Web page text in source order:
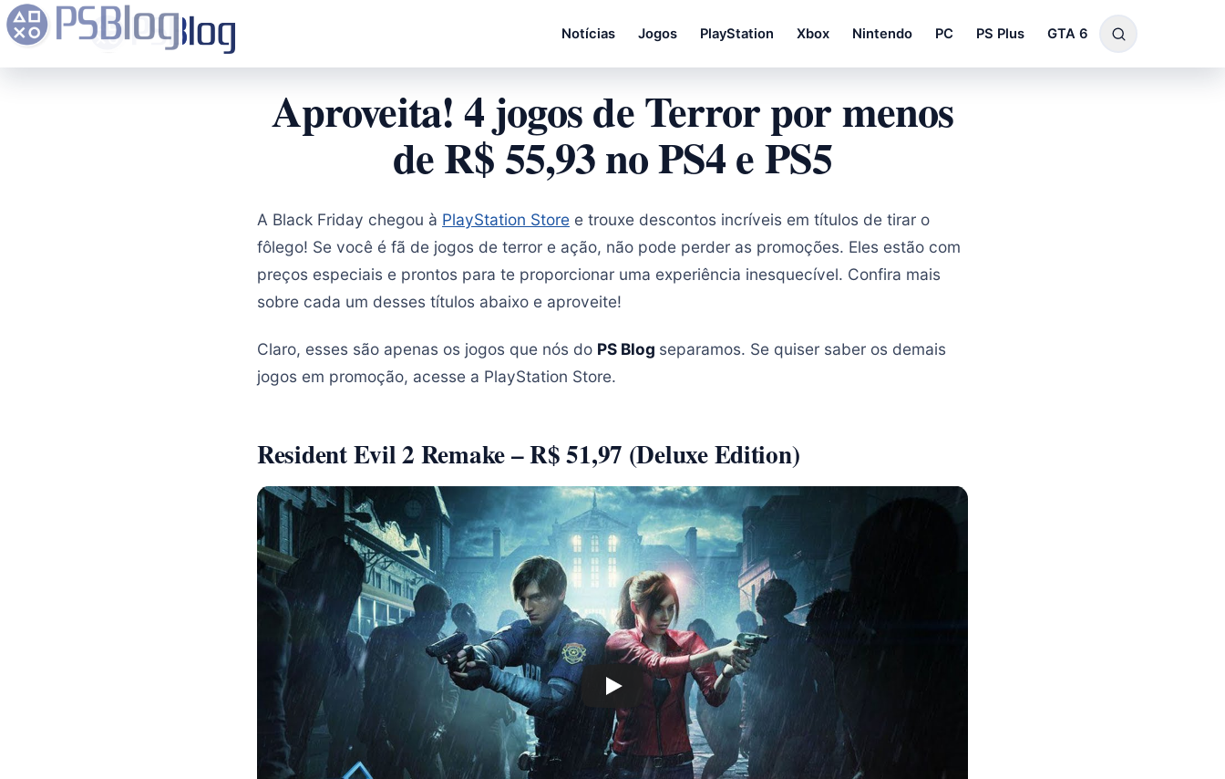
Notícias Jogos PlayStation Xbox Nintendo PC PS Plus GTA 6
Aproveita! 4 jogos de Terror por menos
de R$ 55,93 no PS4 e PS5
A Black Friday chegou à PlayStation Store e trouxe descontos incríveis em títulos de tirar o
fôlego! Se você é fã de jogos de terror e ação, não pode perder as promoções. Eles estão com
preços especiais e prontos para te proporcionar uma experiência inesquecível. Confira mais
sobre cada um desses títulos abaixo e aproveite!
Claro, esses são apenas os jogos que nós do PS Blog separamos. Se quiser saber os demais
jogos em promoção, acesse a PlayStation Store.
Resident Evil 2 Remake – R$ 51,97 (Deluxe Edition)